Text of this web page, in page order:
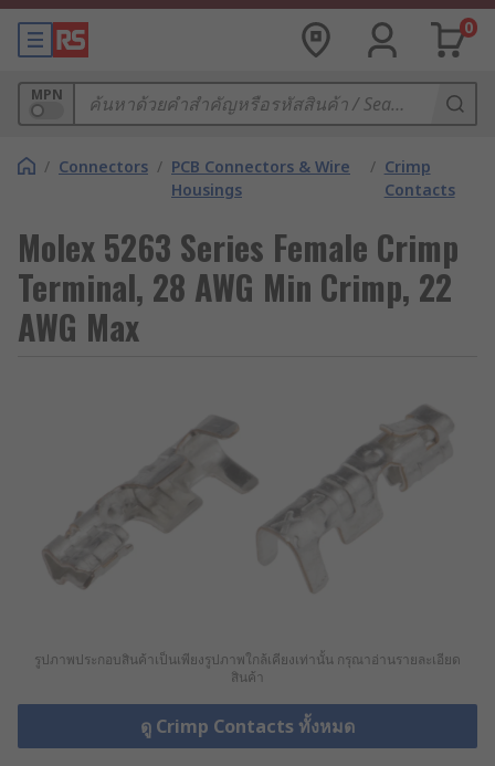
0
MPN
/ Connectors / PCB Connectors & Wire
Housings
/ Crimp
Contacts
Molex 5263 Series Female Crimp
Terminal, 28 AWG Min Crimp, 22
AWG Max
รูปภาพประกอบสินค้าเป็นเพียงรูปภาพใกล้เคียงเท่านั้น กรุณาอ่านรายละเอียด
สินค้า
ดู Crimp Contacts ทั้งหมด